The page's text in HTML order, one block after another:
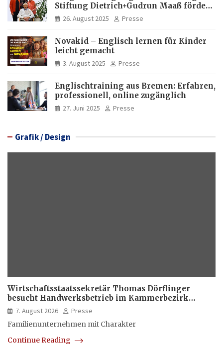
Stiftung Dietrich+Gudrun Maaß fördert
Deutschkenntnisse von Frauen
26. August 2025 Presse
Novakid – Englisch lernen für Kinder
leicht gemacht
3. August 2025 Presse
Englischtraining aus Bremen: Erfahren,
professionell, online zugänglich
27. Juni 2025 Presse
Grafik / Design
Wirtschaftsstaatssekretär Thomas Dörflinger
besucht Handwerksbetrieb im Kammerbezirk
Freiburg
7. August 2026
Presse
Familienunternehmen mit Charakter
Continue Reading